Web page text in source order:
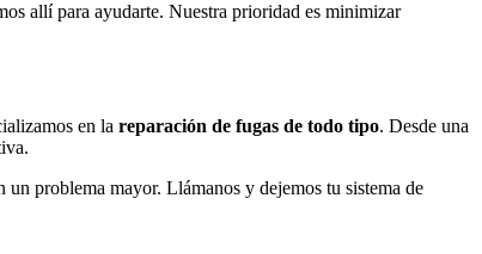
allí para ayudarte. Nuestra prioridad es minimizar
en la reparación de fugas de todo tipo. Desde una
problema mayor. Llámanos y dejemos tu sistema de